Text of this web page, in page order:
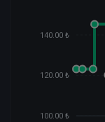
140.00 ₺
120.00 ₺
100.00 ₺